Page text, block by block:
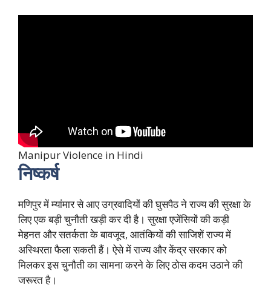
Manipur Violence in Hindi
निष्कर्ष
मणिपुर में म्यांमार से आए उग्रवादियों की घुसपैठ ने राज्य की सुरक्षा के
लिए एक बड़ी चुनौती खड़ी कर दी है। सुरक्षा एजेंसियों की कड़ी
मेहनत और सतर्कता के बावजूद, आतंकियों की साजिशें राज्य में
अस्थिरता फैला सकती हैं। ऐसे में राज्य और केंद्र सरकार को
मिलकर इस चुनौती का सामना करने के लिए ठोस कदम उठाने की
जरूरत है।